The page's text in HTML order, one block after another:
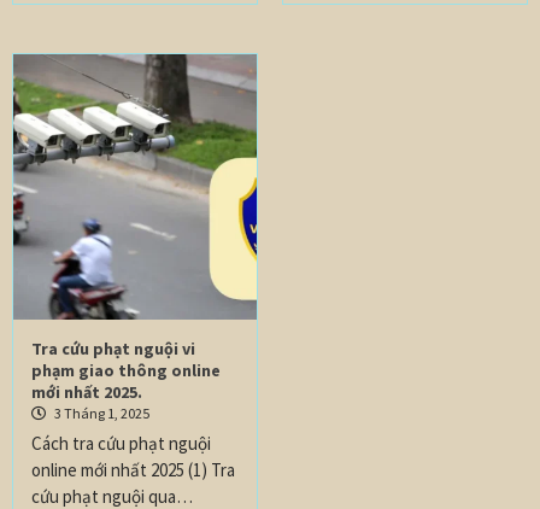
Tra cứu phạt nguội vi
phạm giao thông online
mới nhất 2025.
3 Tháng 1, 2025
Cách tra cứu phạt nguội
online mới nhất 2025 (1) Tra
cứu phạt nguội qua…